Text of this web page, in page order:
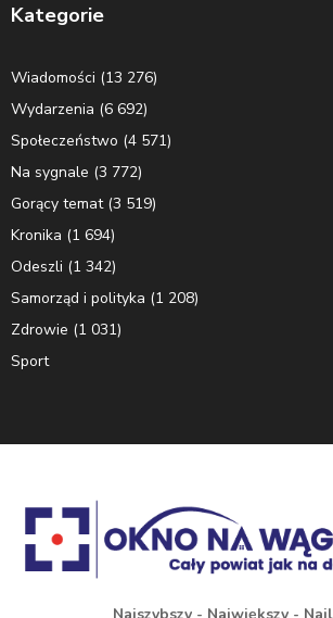
Kategorie
Wiadomości (13 276)
Wydarzenia (6 692)
Społeczeństwo (4 571)
Na sygnale (3 772)
Gorący temat(3 519)
Kronika (1 694)
Odeszli (1 342)
Samorząd i polityka (1 208)
Zdrowie (1 031)
Sport